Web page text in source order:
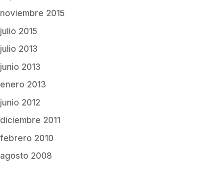
noviembre 2015
julio 2015
julio 2013
junio 2013
enero 2013
junio 2012
diciembre 2011
febrero 2010
agosto 2008